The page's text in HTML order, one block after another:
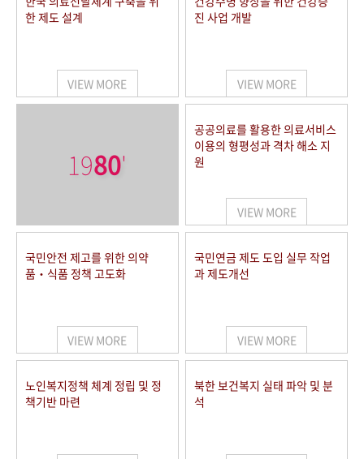
한 제도 설계
VIEW MORE
진 사업 개발
VIEW MORE
1980'
공공의료를 활용한 의료서비스
이용의 형평성과 격차 해소 지
원
VIEW MORE
국민안전 제고를 위한 의약
품‧식품 정책 고도화
VIEW MORE
국민연금 제도 도입 실무 작업
과 제도개선
VIEW MORE
노인복지정책 체계 정립 및 정
책기반 마련
북한 보건복지 실태 파악 및 분
석